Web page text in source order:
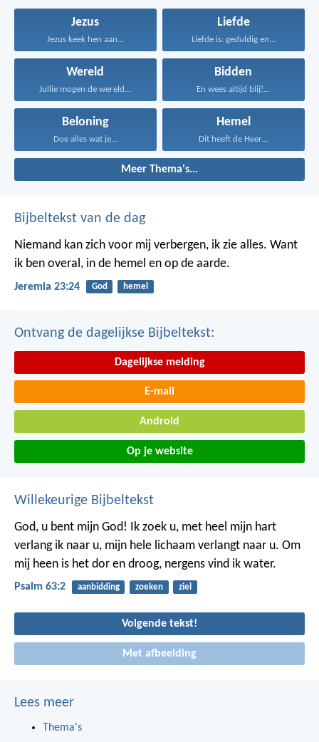
Jezus
Jezus keek hen aan...
Liefde
Liefde is: geduldig en...
Wereld
Jullie mogen de wereld...
Bidden
En wees altijd blij!...
Beloning
Doe alles wat je...
Hemel
Dit heeft de Heer...
Meer Thema's...
Bijbeltekst van de dag
Niemand kan zich voor mij verbergen, ik zie alles. Want
ik ben overal, in de hemel en op de aarde.
Jeremia 23:24 God hemel
Ontvang de dagelijkse Bijbeltekst:
Dagelijkse melding
E-mail
Android
Op je website
Willekeurige Bijbeltekst
God, u bent mijn God! Ik zoek u, met heel mijn hart
verlang ik naar u, mijn hele lichaam verlangt naar u. Om
mij heen is het dor en droog, nergens vind ik water.
Psalm 63:2 aanbidding zoeken ziel
Volgende tekst!
Met afbeelding
Lees meer
Thema's